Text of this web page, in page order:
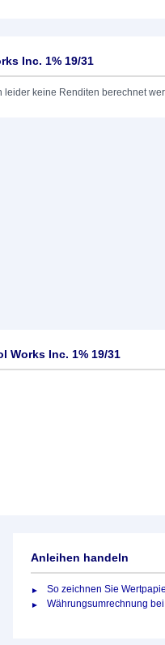
Inc. 1% 19/31
leider keine Renditen berechnet
Works Inc. 1% 19/31
Anleihen handeln
So zeichnen Sie
Währungsumrechnung